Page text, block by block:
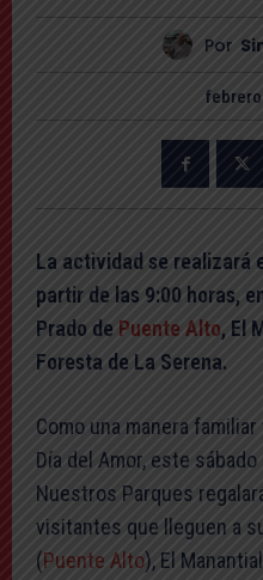
Por
La actividad se realizará
partir de las 9:00 horas,
Prado de Puente Alto, El
Foresta de La Serena.
Como una manera
Día del Amor, este
Nuestros Parques
visitantes que lleguen a
(Puente Alto), El